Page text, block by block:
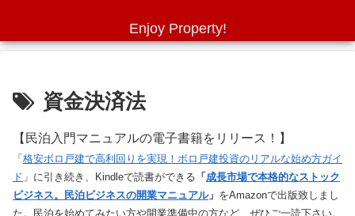
Enjoy Property!
資金決済法
【民泊入門マニュアルの電子書籍をリリース！】
「 格安ボロ戸建で高利回りを実現！ボロ戸建投資のリアルな始め方ガイ
ド 」に引き続き、Kindleで読書ができる 「 成長市場で本格的なストック
ビジネス。民泊ビジネスの開業マニュアル」 をAmazonで出版致しまし
た。民泊を始めてみたい方や開業準備中の方など、ぜひご一読下さい。